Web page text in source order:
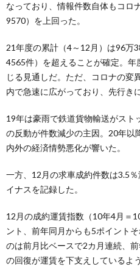
なっており、情報件数自体もコロ
9570）を上回った。
21年度の累計（4～12月）は96万
4565件）を超えることが確定。
じる見通しだ。ただ、コロナの変
内で急速に広がっており、先行き
19年は豪雨で鉄道貨物輸送がスト
の反動が件数減少の主因。20年以
内外の経済情勢悪化が響いた。
一方、12月の求車成約件数は3.5
イナスを記録した。
12月の成約運賃指数（10年4月＝
ント、前年同月からも5ポイント
のは前月比ベースで2カ月連続、
の回復が運賃を下支えしているよう